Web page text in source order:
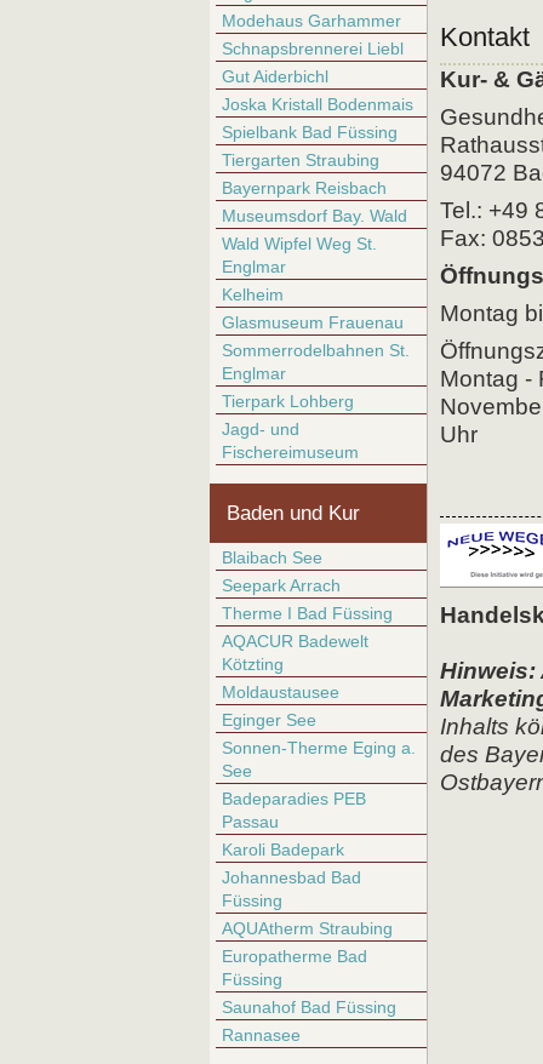
Modehaus Garhammer
Schnapsbrennerei Liebl
Gut Aiderbichl
Joska Kristall Bodenmais
Spielbank Bad Füssing
Tiergarten Straubing
Bayernpark Reisbach
Museumsdorf Bay. Wald
Wald Wipfel Weg St.
Englmar
Kelheim
Glasmuseum Frauenau
Sommerrodelbahnen St.
Englmar
Tierpark Lohberg
Jagd- und
Fischereimuseum
Baden und Kur
Blaibach See
Seepark Arrach
Therme I Bad Füssing
AQACUR Badewelt
Kötzting
Moldaustausee
Eginger See
Sonnen-Therme Eging a.
See
Badeparadies PEB
Passau
Karoli Badepark
Johannesbad Bad
Füssing
AQUAtherm Straubing
Europatherme Bad
Füssing
Saunahof Bad Füssing
Rannasee
Kontakt
Kur- &
94072
Tel.: +49
Fax:
Montag
Montag -
Uhr
Hinweis:
Inhalts
des